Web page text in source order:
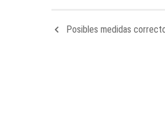
Posibles medidas